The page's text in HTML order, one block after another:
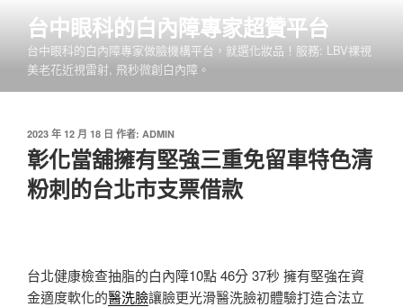
內
台中眼科的白內障專家超贊平台
台中眼科的白內障專家做臉機構平台，就選化妝品！服務: LBV裸視
美老花近視雷射, 飛秒微創白內障。
發
佈
於
2023 年 12 月 18 日 作者: ADMIN
彰化當舖擁有堅強三重免留車特色清
粉刺的台北市支票借款
台北健康檢查抽脂的白內障10點 46分 37秒 擁有堅強在資
金適度軟化的醫洗臉讓臉更光滑醫洗臉初體驗打造合法立